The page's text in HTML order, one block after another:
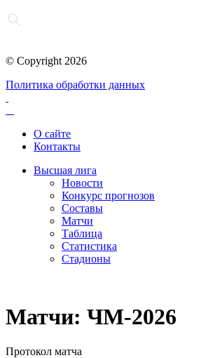
© Copyright 2026
Политика обработки данных
О сайте
Контакты
Высшая лига
Новости
Конкурс прогнозов
Составы
Матчи
Таблица
Статистика
Стадионы
Матчи: ЧМ-2026
Протокол матча